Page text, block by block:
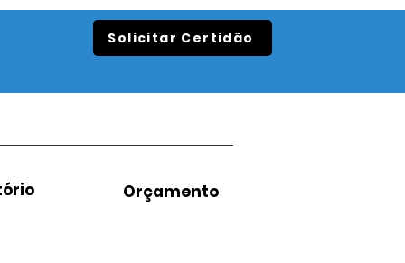
Solicitar Certidão
Orçamento